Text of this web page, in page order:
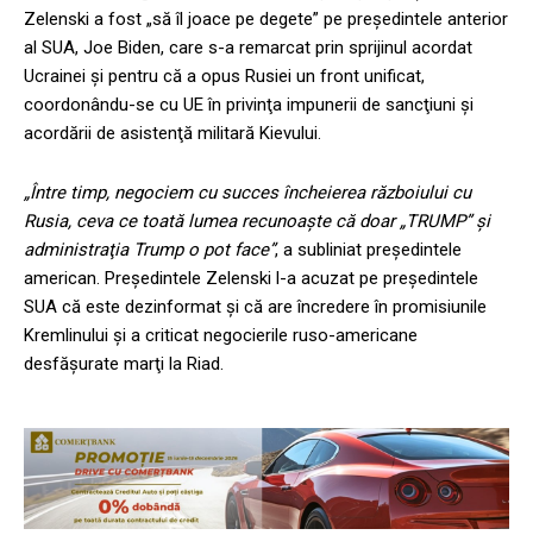
Zelenski a fost „să îl joace pe degete” pe preşedintele anterior
al SUA, Joe Biden, care s-a remarcat prin sprijinul acordat
Ucrainei şi pentru că a opus Rusiei un front unificat,
coordonându-se cu UE în privinţa impunerii de sancţiuni şi
acordării de asistenţă militară Kievului.
„Între timp, negociem cu succes încheierea războiului cu
Rusia, ceva ce toată lumea recunoaşte că doar „TRUMP” şi
administraţia Trump o pot face”, a subliniat preşedintele
american. Preşedintele Zelenski l-a acuzat pe preşedintele
SUA că este dezinformat şi că are încredere în promisiunile
Kremlinului şi a criticat negocierile ruso-americane
desfăşurate marţi la Riad.